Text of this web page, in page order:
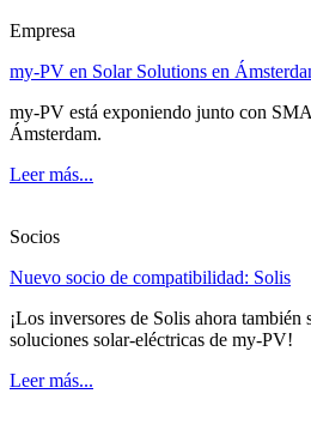
Empresa
my-PV en Solar Solutions en
my-PV está exponiendo junto con
Ámsterdam.
Leer más...
Socios
Nuevo socio de compatibilidad: Solis
¡Los inversores de Solis ahora también
soluciones solar-eléctricas de my-PV!
Leer más...